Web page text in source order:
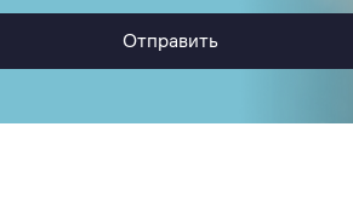
Отправить